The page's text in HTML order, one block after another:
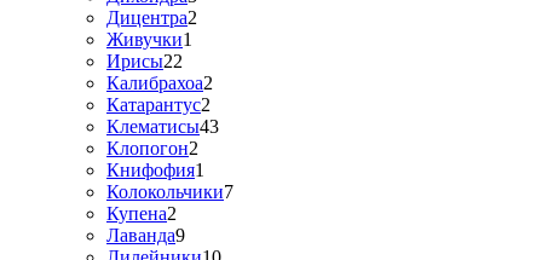
Дицентра2
Живучки1
Ирисы22
Калибрахоа2
Катарантус2
Клематисы43
Клопогон2
Книфофия1
Колокольчики7
Купена2
Лаванда9